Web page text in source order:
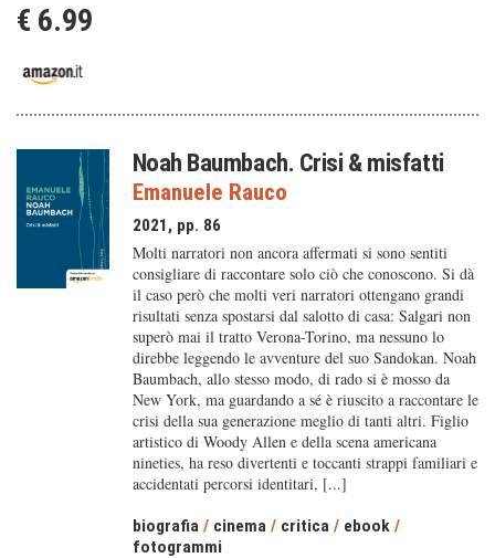
€ 6.99
Noah Baumbach. Crisi & misfatti
Emanuele Rauco
2021, pp. 86
Molti narratori non ancora affermati si sono sentiti
consigliare di raccontare solo ciò che conoscono. Si dà
il caso però che molti veri narratori ottengano grandi
risultati senza spostarsi dal salotto di casa: Salgari non
superò mai il tratto Verona-Torino, ma nessuno lo
direbbe leggendo le avventure del suo Sandokan. Noah
Baumbach, allo stesso modo, di rado si è mosso da
New York, ma guardando a sé è riuscito a raccontare le
crisi della sua generazione meglio di tanti altri. Figlio
artistico di Woody Allen e della scena americana
nineties, ha reso divertenti e toccanti strappi familiari e
accidentati percorsi identitari, [...]
biografia / cinema / critica / ebook /
fotogrammi